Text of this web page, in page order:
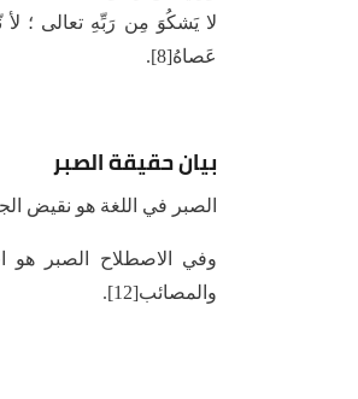
لا یَشکُوَ مِن رَبِّهِ تعالی ؛
عَصاهُ[8].
بيان حقيقة الصبر
الصبر في اللغة هو نقيض الجزع،
والمصائب[12].